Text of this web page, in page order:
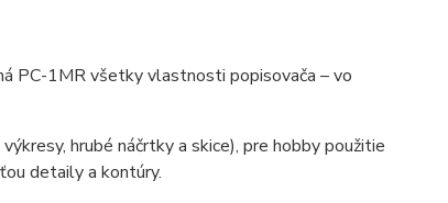
PC-1MR všetky vlastnosti popisovača – vo
hrubé náčrtky a skice), pre hobby použitie
detaily a kontúry.